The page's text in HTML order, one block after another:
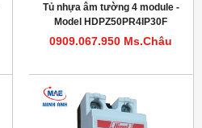
Tủ nhựa âm tường 4 module -
Model HDPZ50PR4IP30F
0909.067.950 Ms.Châu